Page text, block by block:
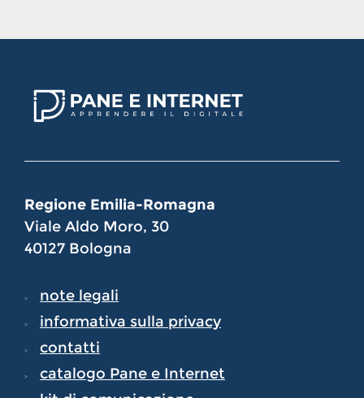
Regione Emilia-Romagna
Viale Aldo Moro, 30
40127 Bologna
note legali
informativa sulla privacy
contatti
catalogo Pane e Internet